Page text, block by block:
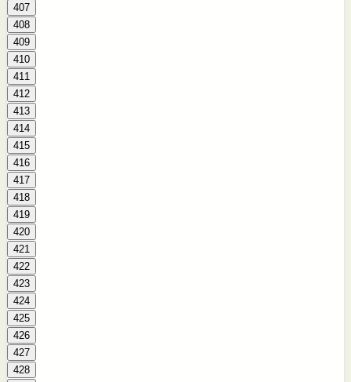
407
408
409
410
411
412
413
414
415
416
417
418
419
420
421
422
423
424
425
426
427
428